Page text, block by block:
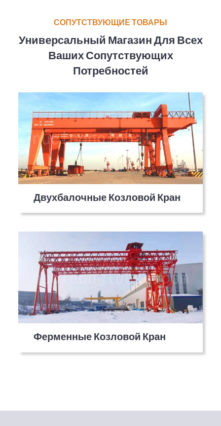
СОПУТСТВУЮЩИЕ ТОВАРЫ
Универсальный Магазин Для Всех
Ваших Сопутствующих
Потребностей
Двухбалочные Козловой Кран
Ферменные Козловой Кран